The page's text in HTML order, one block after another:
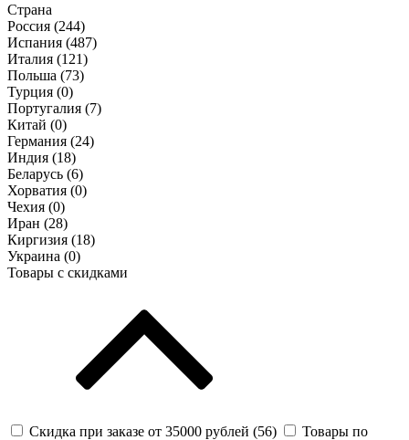
Страна
Россия (244)
Испания (487)
Италия (121)
Польша (73)
Турция (0)
Португалия (7)
Китай (0)
Германия (24)
Индия (18)
Беларусь (6)
Хорватия (0)
Чехия (0)
Иран (28)
Киргизия (18)
Украина (0)
Товары с скидками
Скидка при заказе от 35000 рублей (56)
Товары по